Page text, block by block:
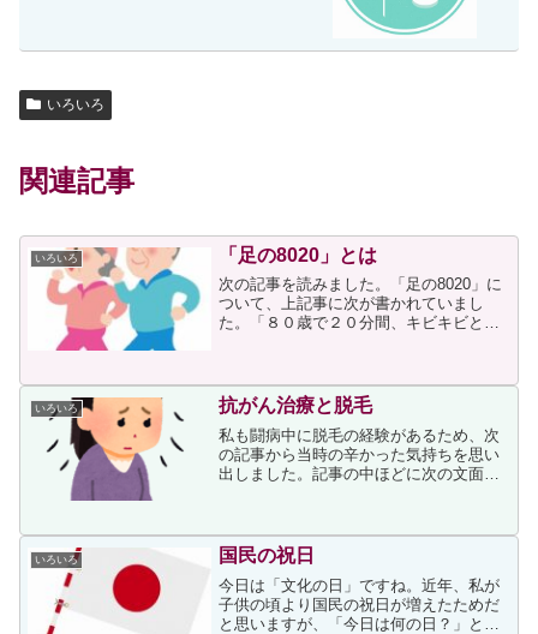
いろいろ
関連記事
いろいろ 「足の8020」とは
次の記事を読みました。「足の8020」に
ついて、上記事に次が書かれていまし
た。「８０歳で２０分間、キビキビと歩
社の企業が進めています。時速４～５キ
ロが目安ですが、体力や筋...
いろいろ 抗がん治療と脱毛
私も闘病中に脱毛の経験があるため、次
の記事から当時の辛かった気持ちを思い
出しました。記事の中ほどに次の文面が
まうのではないか」という思いが常にあ
りました。ただ、どんなに...
いろいろ 国民の祝日
今日は「文化の日」ですね。近年、私が
子供の頃より国民の祝日が増えたためだ
と思いますが、「今日は何の日？」と考